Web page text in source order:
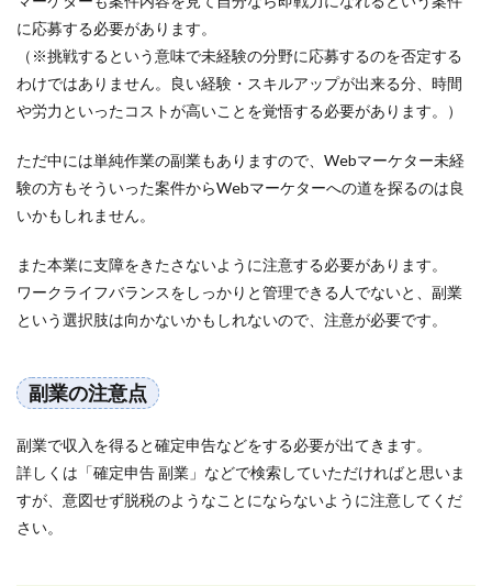
に応募する必要があります。
（※挑戦するという意味で未経験の分野に応募するのを否定する
わけではありません。良い経験・スキルアップが出来る分、時間
や労力といったコストが高いことを覚悟する必要があります。）
ただ中には単純作業の副業もありますので、Webマーケター未経
験の方もそういった案件からWebマーケターへの道を探るのは良
いかもしれません。
また本業に支障をきたさないように注意する必要があります。
ワークライフバランスをしっかりと管理できる人でないと、副業
という選択肢は向かないかもしれないので、注意が必要です。
副業の注意点
副業で収入を得ると確定申告などをする必要が出てきます。
詳しくは「確定申告 副業」などで検索していただければと思いま
すが、意図せず脱税のようなことにならないように注意してくだ
さい。